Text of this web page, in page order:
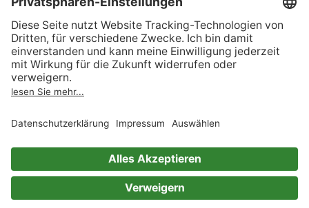
AGB
Informationen nach Data
Act
Verträge hier kündigen
Impressum
Immer ein gutes Buch